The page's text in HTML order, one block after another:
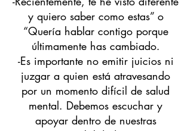
y quiero saber como estas” o
“Quería hablar contigo porque
últimamente has cambiado.
-Es importante no emitir juicios ni
juzgar a quien está atravesando
por un momento difícil de salud
mental. Debemos escuchar y
apoyar dentro de nuestras